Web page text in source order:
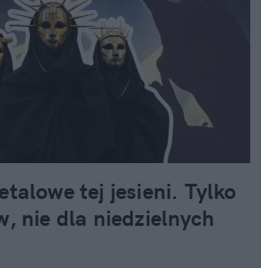
tej jesieni. Tylko
nie dla niedzielnych